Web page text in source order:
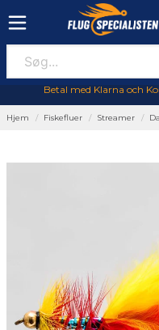
Betal med Klarna och
Hjem Fiskefluer Streamer